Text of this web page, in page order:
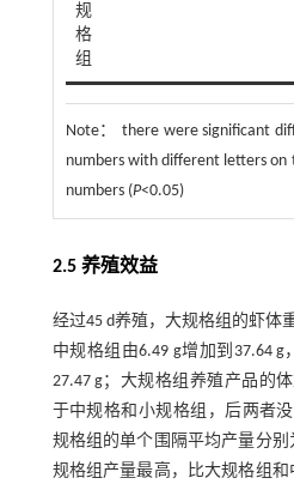
规
格
组
Note：
there were significant
numbers with different letters on
numbers (P<0.05)
2.5 养殖效益
经过45 d养殖，大规格组的虾体
中规格组由6.49 g增加到37.64 g
27.47 g；大规格组养殖产品的
于中规格和小规格组，后两者
规格组的单个围隔平均产量分别
规格组产量最高，比大规格组和